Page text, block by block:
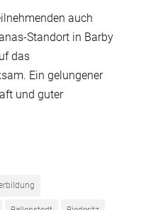
auch
Standort in Barby
das
Ein gelungener
und guter